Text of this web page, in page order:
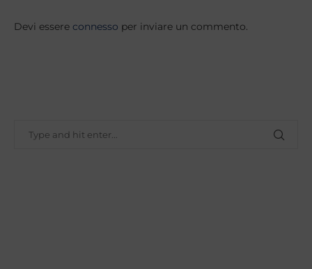
Devi essere connesso per inviare un commento.